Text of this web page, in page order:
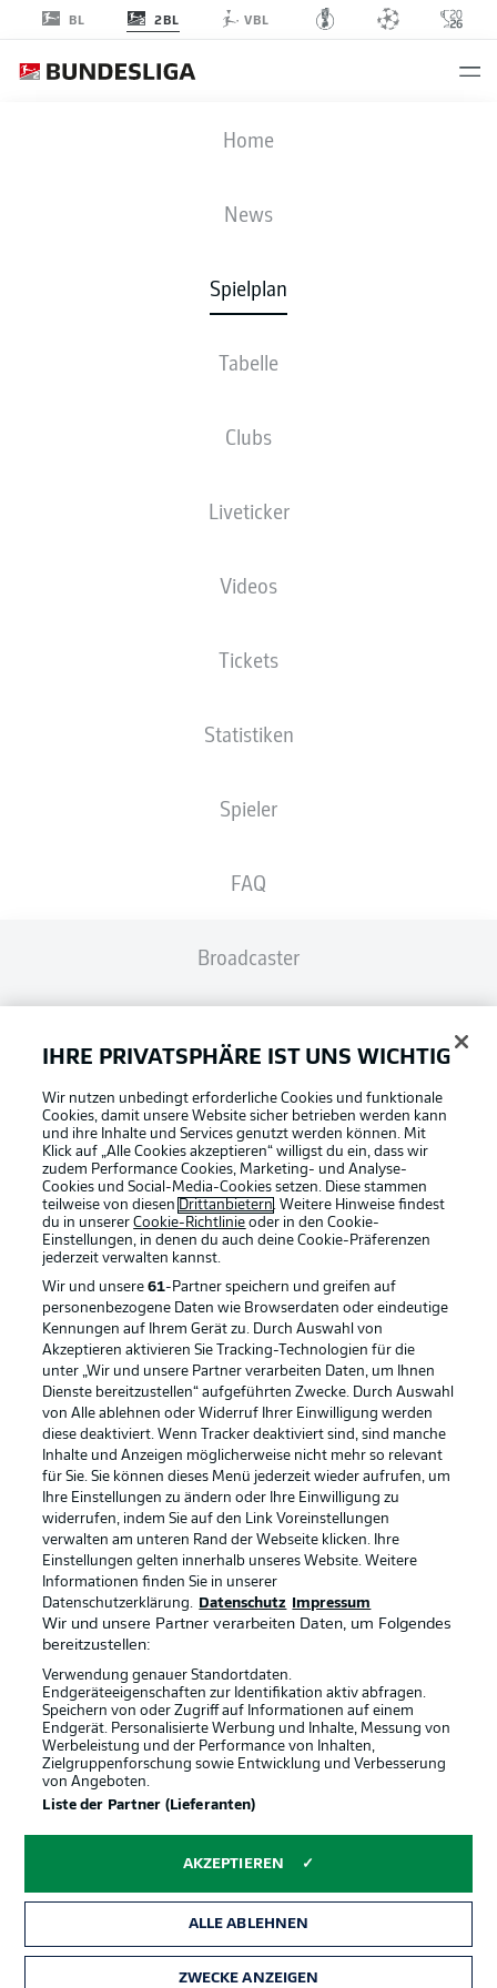
BL 2BL VBL
Home
News
Spielplan
Tabelle
Clubs
Liveticker
Videos
Tickets
Statistiken
Spieler
FAQ
Broadcaster
Fantasy Manager
#BundesligaWIRKT
Common Ground
Mitfahrportal
BUNDESLIGA-GRUPPE
Sprachauswahl
Deutsch Anzeige Modus
Login
H96
1 2
AUFSTELLUNGEN
HANNOVER 96 DURCH
Football as it's meant to be
BUNDESLIGA APP
Offizielle Partner
IHRE PRIVATSPHÄRE IST UNS WICHTIG
Wir nutzen unbedingt erforderliche Cookies und funktionale
Cookies, damit unsere Website sicher betrieben werden kann
und ihre Inhalte und Services genutzt werden können. Mit
Klick auf „Alle Cookies akzeptieren“ willigst du ein, dass wir
zudem Performance Cookies, Marketing- und Analyse-
Cookies und Social-Media-Cookies setzen. Diese stammen
teilweise von diesen Drittanbietern. Weitere Hinweise findest
du in unsererCookie-Richtlinie oder in den Cookie-
Einstellungen, in denen du auch deine Cookie-Präferenzen
jederzeit verwalten kannst.
Wir und unsere61-Partner speichern und greifen auf
personenbezogene Daten wie Browserdaten oder eindeutige
Kennungen auf Ihrem Gerät zu. Durch Auswahl von
Akzeptieren aktivieren Sie Tracking-Technologien für die
unter „Wir und unsere Partner verarbeiten Daten, um Ihnen
Dienste bereitzustellen“ aufgeführten Zwecke. Durch Auswahl
von Alle ablehnen oder Widerruf Ihrer Einwilligung werden
diese deaktiviert. Wenn Tracker deaktiviert sind, sind manche
Inhalte und Anzeigen möglicherweise nicht mehr so relevant
für Sie. Sie können dieses Menü jederzeit wieder aufrufen, um
Ihre Einstellungen zu ändern oder Ihre Einwilligung zu
widerrufen, indem Sie auf den Link Voreinstellungen
verwalten am unteren Rand der Webseite klicken. Ihre
Einstellungen gelten innerhalb unseres Website. Weitere
Informationen finden Sie in unserer
Datenschutzerklärung.
Datenschutz Impressum
Wir und unsere Partner verarbeiten Daten, um Folgendes
bereitzustellen:
Verwendung genauer Standortdaten.
Endgeräteeigenschaften zur Identifikation aktiv abfragen.
Speichern von oder Zugriff auf Informationen auf einem
Endgerät. Personalisierte Werbung und Inhalte, Messung von
Werbeleistung und der Performance von Inhalten,
Zielgruppenforschung sowie Entwicklung und Verbesserung
von Angeboten.
Liste der Partner (Lieferanten)
AKZEPTIEREN
ALLE ABLEHNEN
ZWECKE ANZEIGEN